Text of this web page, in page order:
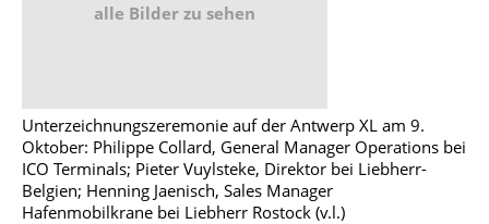
alle Bilder zu sehen
Unterzeichnungszeremonie auf der Antwerp XL am 9.
Oktober: Philippe Collard, General Manager Operations bei
ICO Terminals; Pieter Vuylsteke, Direktor bei Liebherr-
Belgien; Henning Jaenisch, Sales Manager
Hafenmobilkrane bei Liebherr Rostock (v.l.)